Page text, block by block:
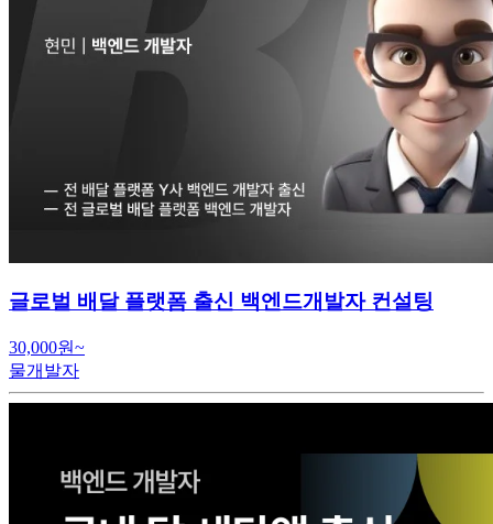
글로벌 배달 플랫폼 출신 백엔드개발자 컨설팅
30,000원~
물개발자